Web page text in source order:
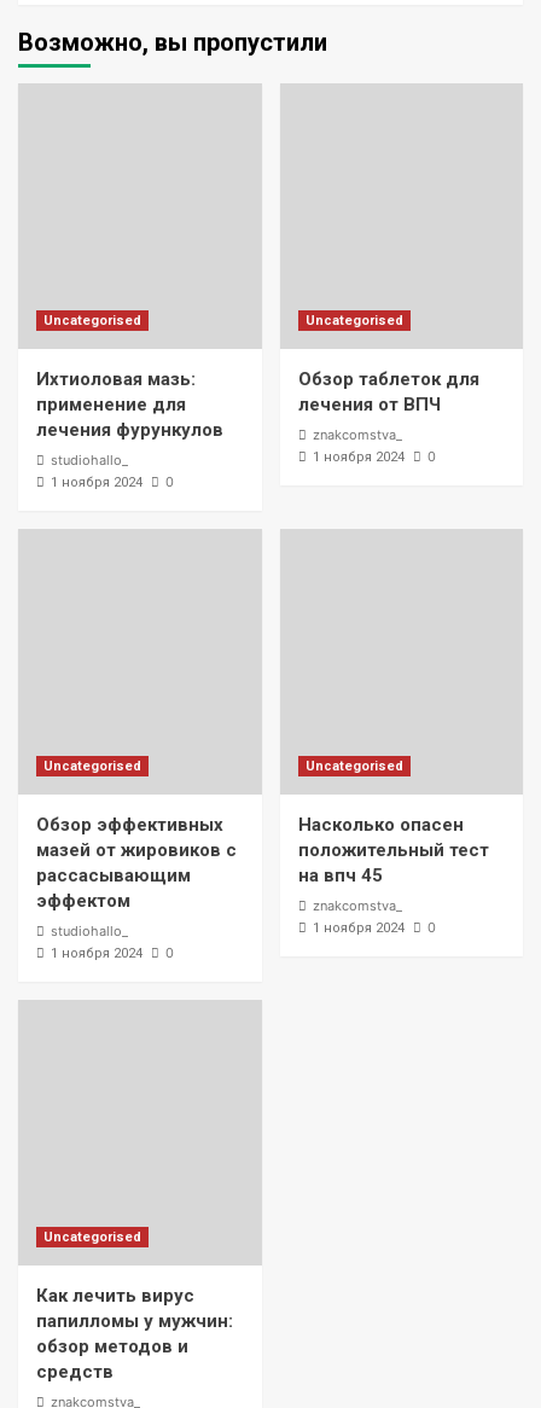
Возможно, вы пропустили
Uncategorised
Ихтиоловая мазь:
применение для
лечения фурункулов
studiohallo_
1 ноября 2024 0
Uncategorised
Обзор таблеток для
лечения от ВПЧ
znakcomstva_
1 ноября 2024 0
Uncategorised
Обзор эффективных
мазей от жировиков с
рассасывающим
эффектом
studiohallo_
1 ноября 2024 0
Uncategorised
Насколько опасен
положительный тест
на впч 45
znakcomstva_
1 ноября 2024 0
Uncategorised
Как лечить вирус
папилломы у мужчин:
обзор методов и
средств
znakcomstva_